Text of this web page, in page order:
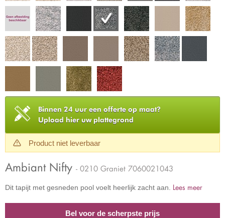
Binnen 24 uur een offerte op maat?
Upload hier uw plattegrond
Product niet leverbaar
Ambiant Nifty - 0210 Graniet 7060021043
Dit tapijt met gesneden pool voelt heerlijk zacht aan. Lees meer
Bel voor de scherpste prijs